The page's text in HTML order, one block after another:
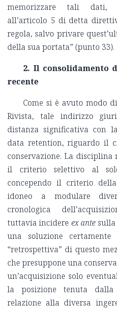
memorizzare tali dati,
all’articolo 5 di detta
regola, salvo privare
della sua portata” (punto 33).
2. Il consolidamento
recente
Come si è avuto modo
Rivista, tale indirizzo
distanza significativa con
data retention, riguardo il
conservazione. La
il criterio selettivo al
concependo il criterio
idoneo a modulare
cronologica
tuttavia incidere ex ante
una soluzione
“retrospettiva” di questo
che presuppone una
un’acquisizione solo
la posizione tenuta
relazione alla diversa